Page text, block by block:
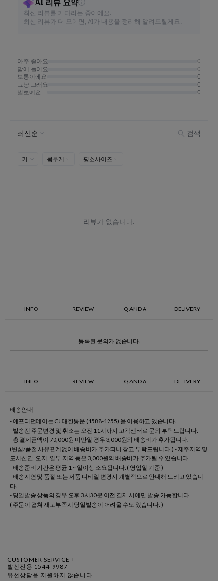
INFO REVIEW Q AND A DELIVERY
등록된 문의가 없습니다.
INFO REVIEW Q AND A DELIVERY
배송안내
- 에프터먼데이는 CJ 대한통운 (1588-1255) 을 이용하고 있습니다.
- 발송전 주문변경 및 취소는 오전 11시까지 고객센터로 문의 부탁드립니다.
- 총 결제금액이 70,000원 미만일 경우 3,000원의 배송비가 추가됩니다.
(변심/품절 사유관계없이 배송비가 추가되니 참고 부탁드립니다.) - 제주지역 및
도서산간, 오지, 일부 지역 등은 3,000원의 배송비가 추가될 수 있습니다.
- 배송준비 기간은 평균 1 ~ 일이상 소요됩니다. ( 영업일 기준 )
- 배송지연 및 품절 또는 제품 디테일 변경시 개별적으로 안내해 드리고 있습니
다.
- 당일발송 상품의 경우 오후 3시30분 이전 결제 시에만 발송 가능합니다.
( 주문이 겹쳐 재고부족시 당일발송이 어려울 수도 있습니다. )
CUSTOMER SERVICE +
발신전용 1544-9987
유선상담을 지원하지 않습니다.